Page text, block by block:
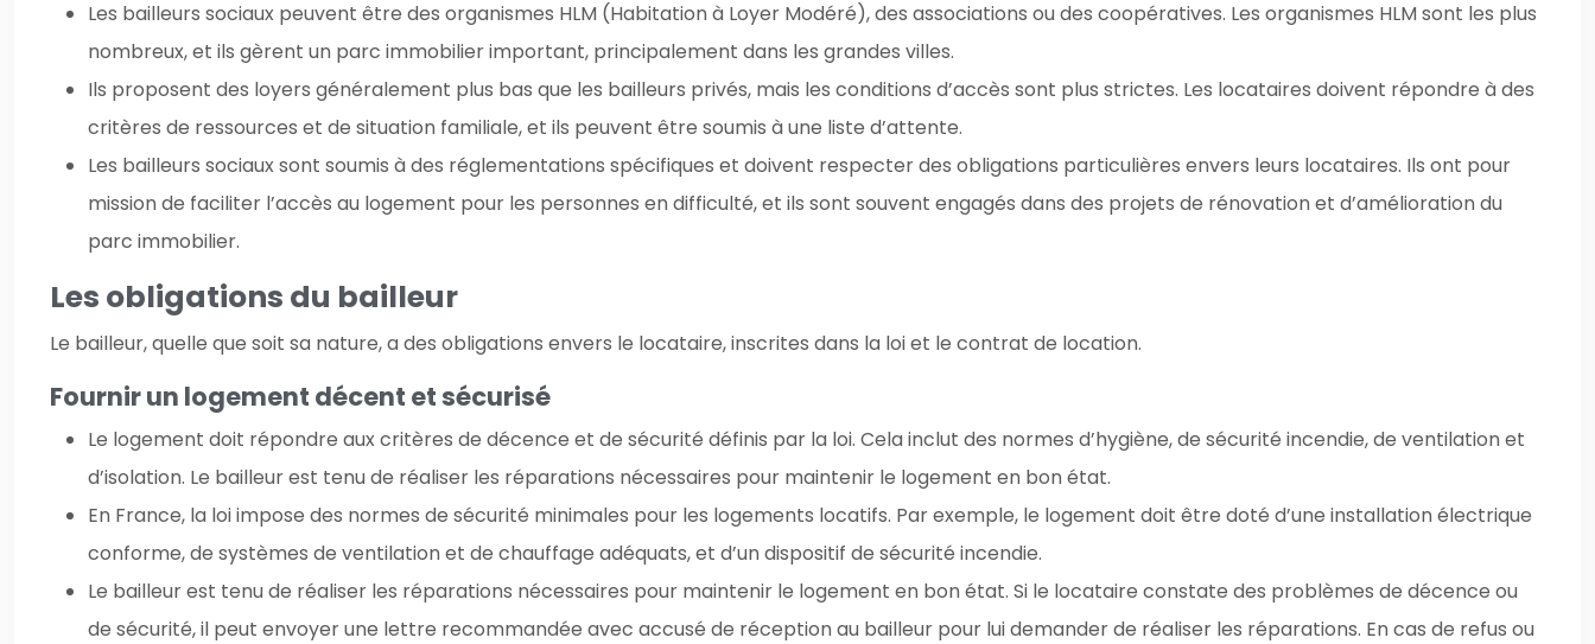
Les bailleurs sociaux peuvent être des organismes HLM (Habitation à Loyer Modéré), des associations ou des coopératives. Les organismes HLM sont les plus
nombreux, et ils gèrent un parc immobilier important, principalement dans les grandes villes.
Ils proposent des loyers généralement plus bas que les bailleurs privés, mais les conditions d’accès sont plus strictes. Les locataires doivent répondre à des
critères de ressources et de situation familiale, et ils peuvent être soumis à une liste d’attente.
Les bailleurs sociaux sont soumis à des réglementations spécifiques et doivent respecter des obligations particulières envers leurs locataires. Ils ont pour
mission de faciliter l’accès au logement pour les personnes en difficulté, et ils sont souvent engagés dans des projets de rénovation et d’amélioration du
parc immobilier.
Les obligations du bailleur
Le bailleur, quelle que soit sa nature, a des obligations envers le locataire, inscrites dans la loi et le contrat de location.
Fournir un logement décent et sécurisé
Le logement doit répondre aux critères de décence et de sécurité définis par la loi. Cela inclut des normes d’hygiène, de sécurité incendie, de ventilation et
d’isolation. Le bailleur est tenu de réaliser les réparations nécessaires pour maintenir le logement en bon état.
En France, la loi impose des normes de sécurité minimales pour les logements locatifs. Par exemple, le logement doit être doté d’une installation électrique
conforme, de systèmes de ventilation et de chauffage adéquats, et d’un dispositif de sécurité incendie.
Le bailleur est tenu de réaliser les réparations nécessaires pour maintenir le logement en bon état. Si le locataire constate des problèmes de décence ou
de sécurité, il peut envoyer une lettre recommandée avec accusé de réception au bailleur pour lui demander de réaliser les réparations. En cas de refus ou